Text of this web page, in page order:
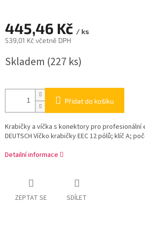
445,46 Kč / ks
539,01 Kč včetně DPH
cena:
Skladem (227 ks)
Přidat do košíku
Krabičky a víčka s konektory pro
DEUTSCH Víčko krabičky EEC 12 pólů; klíč A;
Detailní informace
ZEPTAT SE SDÍLET